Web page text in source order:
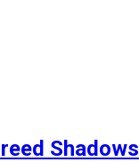
Shadows